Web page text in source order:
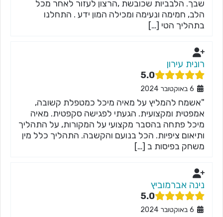
שבך. הלבביות שכובשת ,הרצון לעזור לאחר מכל
הלב, חמימה ונעימה ומכילה המון ידע . התחלנו
בתהליך הטי […]
רונית עירון
5.0
6 באוקטובר 2024
"אשמח להמליץ על מאיה מיכל כמטפלת קשובה,
אמפטית ומקצועית. הגעתי לפגישה סקפטית. מאיה
מיכל פתחה בהסבר מקצועי על המקורות, על התהליך
ותיאום ציפיות. הכל בנועם והקשבה. התהליך כלל מין
משחק בפיסות ב […]
נינה אברמוביץ
5.0
6 באוקטובר 2024